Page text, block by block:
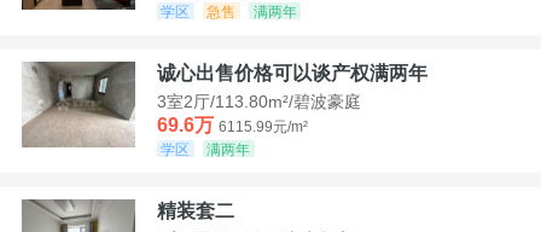
学区
急售 满两年
诚心出售价格可以谈产权满两年
3室2厅/113.80m²/碧波豪庭
69.6万 6115.99元/m²
学区
满两年
精装套二